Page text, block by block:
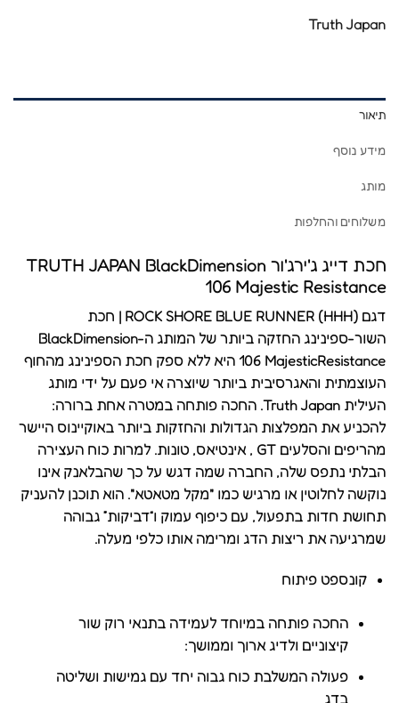
Truth Japan
תיאור
מידע נוסף
מותג
משלוחים והחלפות
חכת דייג ג'ירג'ור TRUTH JAPAN BlackDimension
106 Majestic Resistance
דגם ROCK SHORE BLUE RUNNER (HHH) | חכת
השור-ספינינג החזקה ביותר של המותג ה-BlackDimension
106 MajesticResistance היא ללא ספק חכת הספינינג מהחוף
העוצמתית והאגרסיבית ביותר שיוצרה אי פעם על ידי מותג
העילית Truth Japan. החכה פותחה במטרה אחת ברורה:
להכניע את המפלצות הגדולות והחזקות ביותר באוקיינוס היישר
מהריפים והסלעים GT , אינטיאס, טונות. למרות כוח העצירה
הבלתי נתפס שלה, החברה שמה דגש על כך שהבלאנק אינו
נוקשה לחלוטין או מרגיש כמו "מקל מטאטא". הוא תוכנן להעניק
תחושת חדות בתפעול, עם כיפוף עמוק ו“דביקות” גבוהה
שמרגיעה את ריצות הדג ומרימה אותו כלפי מעלה.
קונספט פיתוח
החכה פותחה במיוחד לעמידה בתנאי רוק שור
קיצוניים ולדיג ארוך וממושך:
פעולה המשלבת כוח גבוה יחד עם גמישות ושליטה
בדג